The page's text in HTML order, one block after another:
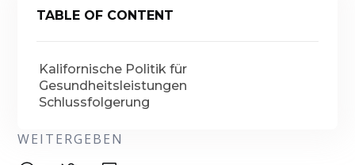
TABLE OF CONTENT
Kalifornische Politik für
Gesundheitsleistungen
Schlussfolgerung
WEITERGEBEN